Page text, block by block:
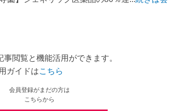
閲覧と機能活用ができます。
ガイドはこちら
会員登録がまだの方は
こちらから